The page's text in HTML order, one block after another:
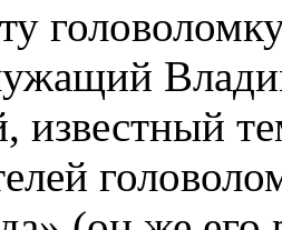
известный